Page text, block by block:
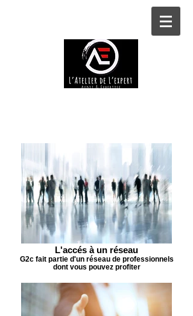
L'accés à un réseau
G2c fait partie d'un réseau de professionnels
dont vous pouvez profiter